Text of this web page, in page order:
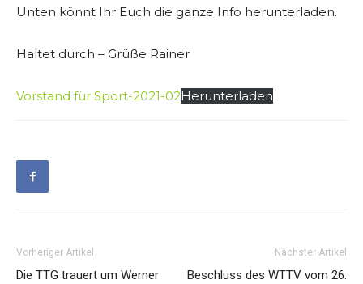
Unten könnt Ihr Euch die ganze Info herunterladen.
Haltet durch – Grüße Rainer
Vorstand für Sport-2021-02Herunterladen
Vorheriger Artikel
Die TTG trauert um Werner
Nächster Artikel
Beschluss des WTTV vom 26.